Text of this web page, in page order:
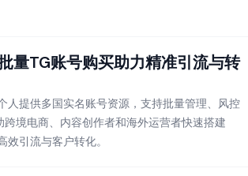
量TG账号购买助力精准引流与转
人提供多国实名账号资源，支持批量管理、风控
境电商、内容创作者和海外运营者快速搭建
引流与客户转化。